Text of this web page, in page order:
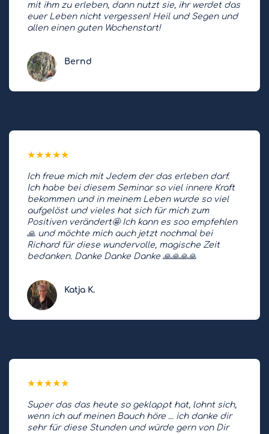
mit ihm zu erleben, dann nutzt sie, ihr werdet das
euer Leben nicht vergessen! Heil und Segen und
allen einen guten Wochenstart!
Bernd
★★★★★
Ich freue mich mit Jedem der das erleben darf.
Ich habe bei diesem Seminar so viel innere Kraft
bekommen und in meinem Leben wurde so viel
aufgelöst und vieles hat sich für mich zum
Positiven verändert🤩 Ich kann es soo empfehlen
🙏 und möchte mich auch jetzt nochmal bei
Richard für diese wundervolle, magische Zeit
bedanken. Danke Danke Danke 🙏🙏🙏🙏
Katja K.
★★★★★
Super das das heute so geklappt hat, lohnt sich,
wenn ich auf meinen Bauch höre ... ich danke dir
sehr für diese Stunden und würde gern von Dir